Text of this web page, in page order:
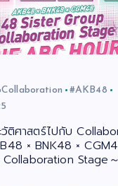
#AKB48
วัติศาสตร์ไปกับ
× BNK48 ×
Stage